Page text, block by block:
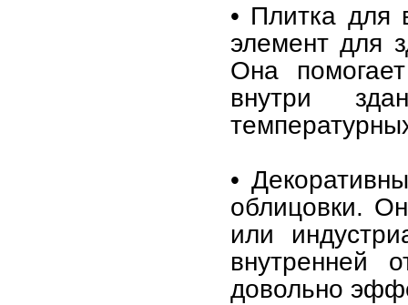
• Плитка
элемент для
Она
внутри
•
облицовки.
или
внутренней
довольно